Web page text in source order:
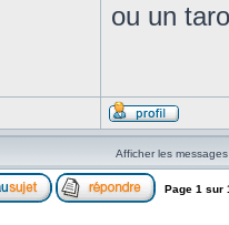
ou un
Afficher les
Page 1 sur